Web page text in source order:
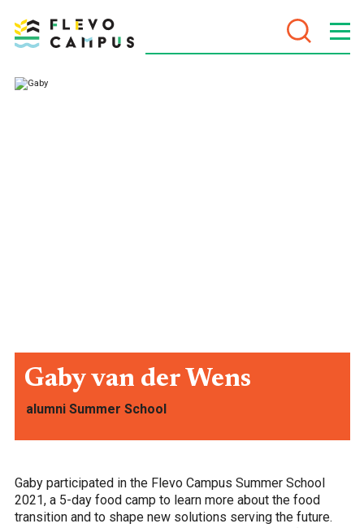
DOELEN
VOOR WIE
ONTDEKKEN
Gaby van der Wens
alumni Summer School
Gaby participated in the Flevo Campus Summer School
2021, a 5-day food camp to learn more about the food
transition and to shape new solutions serving the future.